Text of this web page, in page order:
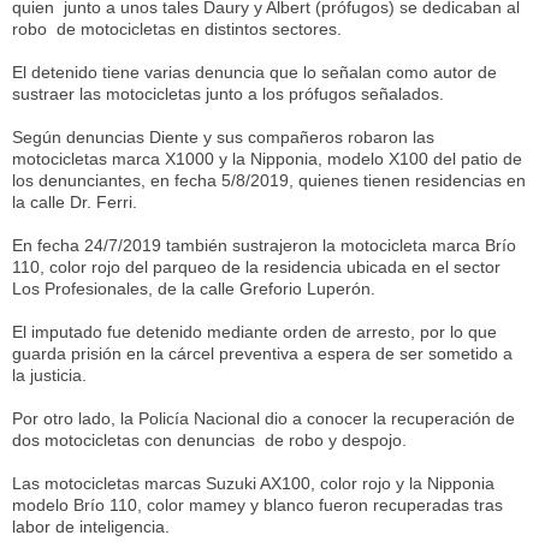
quien junto a unos tales Daury y Albert (prófugos) se dedicaban al
robo de motocicletas en distintos sectores.
El detenido tiene varias denuncia que lo señalan como autor de
sustraer las motocicletas junto a los prófugos señalados.
Según denuncias Diente y sus compañeros robaron las
motocicletas marca X1000 y la Nipponia, modelo X100 del patio de
los denunciantes, en fecha 5/8/2019, quienes tienen residencias en
la calle Dr. Ferri.
En fecha 24/7/2019 también sustrajeron la motocicleta marca Brío
110, color rojo del parqueo de la residencia ubicada en el sector
Los Profesionales, de la calle Greforio Luperón.
El imputado fue detenido mediante orden de arresto, por lo que
guarda prisión en la cárcel preventiva a espera de ser sometido a
la justicia.
Por otro lado, la Policía Nacional dio a conocer la recuperación de
dos motocicletas con denuncias de robo y despojo.
Las motocicletas marcas Suzuki AX100, color rojo y la Nipponia
modelo Brío 110, color mamey y blanco fueron recuperadas tras
labor de inteligencia.